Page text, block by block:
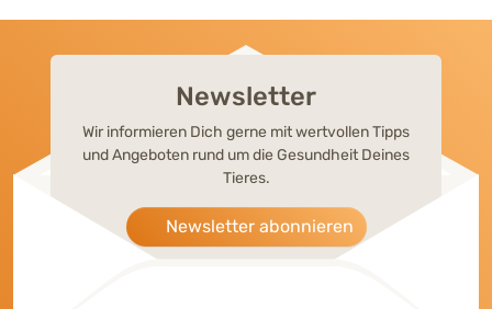
Newsletter
Wir informieren Dich gerne mit wertvollen Tipps
und Angeboten rund um die Gesundheit Deines
Tieres.
Newsletter abonnieren